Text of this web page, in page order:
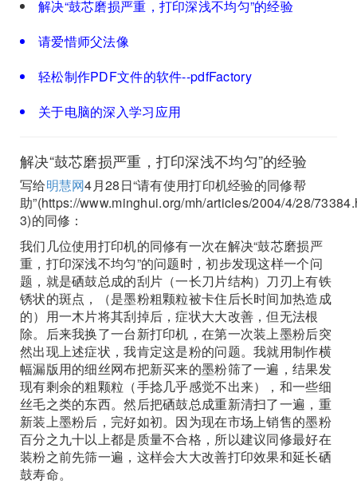
解决“鼓芯磨损严重，打印深浅不均匀”的经验
请爱惜师父法像
轻松制作PDF文件的软件--pdfFactory
关于电脑的深入学习应用
解决“鼓芯磨损严重，打印深浅不均匀”的经验
写给明慧网4月28日“请有使用打印机经验的同修帮
助”(https://www.minghui.org/mh/articles/2004/4/28/
3)的同修：
我们几位使用打印机的同修有一次在解决“鼓芯磨损严
重，打印深浅不均匀”的问题时，初步发现这样一个问
题，就是硒鼓总成的刮片（一长刀片结构）刀刃上有铁
锈状的斑点，（是墨粉粗颗粒被卡住后长时间加热造成
的）用一木片将其刮掉后，症状大大改善，但无法根
除。后来我换了一台新打印机，在第一次装上墨粉后突
然出现上述症状，我肯定这是粉的问题。我就用制作横
幅漏版用的细丝网布把新买来的墨粉筛了一遍，结果发
现有剩余的粗颗粒（手捻几乎感觉不出来），和一些细
丝毛之类的东西。然后把硒鼓总成重新清扫了一遍，重
新装上墨粉后，完好如初。因为现在市场上销售的墨粉
百分之九十以上都是质量不合格，所以建议同修最好在
装粉之前先筛一遍，这样会大大改善打印效果和延长硒
鼓寿命。